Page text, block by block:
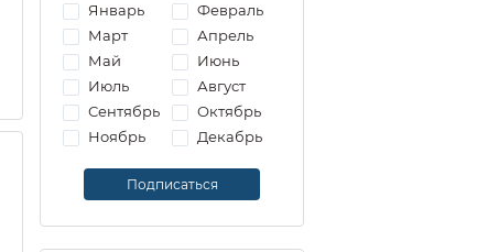
Январь
Февраль
Март
Апрель
Май
Июнь
Июль
Август
Сентябрь
Октябрь
Ноябрь
Декабрь